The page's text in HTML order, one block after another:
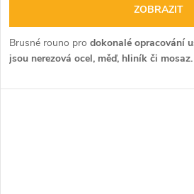
ZOBRAZIT
Brusné rouno pro dokonalé opracování
jsou nerezová ocel, měď, hliník či mosaz.